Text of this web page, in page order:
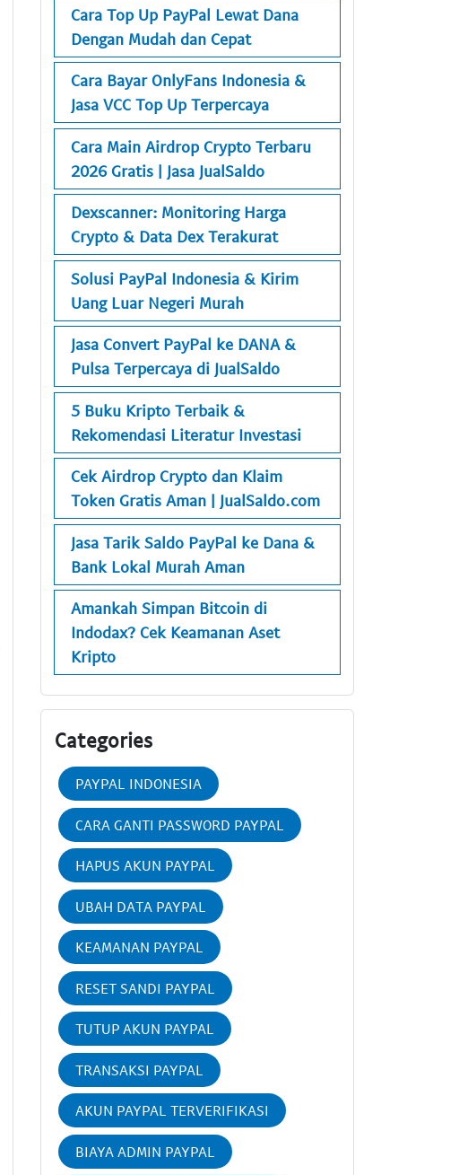
Cara Top Up PayPal Lewat Dana
Dengan Mudah dan Cepat
Cara Bayar OnlyFans Indonesia &
Jasa VCC Top Up Terpercaya
Cara Main Airdrop Crypto Terbaru
2026 Gratis | Jasa JualSaldo
Dexscanner: Monitoring Harga
Crypto & Data Dex Terakurat
Solusi PayPal Indonesia & Kirim
Uang Luar Negeri Murah
Jasa Convert PayPal ke DANA &
Pulsa Terpercaya di JualSaldo
5 Buku Kripto Terbaik &
Rekomendasi Literatur Investasi
Cek Airdrop Crypto dan Klaim
Token Gratis Aman | JualSaldo.com
Jasa Tarik Saldo PayPal ke Dana &
Bank Lokal Murah Aman
Amankah Simpan Bitcoin di
Indodax? Cek Keamanan Aset
Kripto
Categories
PAYPAL INDONESIA
CARA GANTI PASSWORD PAYPAL
HAPUS AKUN PAYPAL
UBAH DATA PAYPAL
KEAMANAN PAYPAL
RESET SANDI PAYPAL
TUTUP AKUN PAYPAL
TRANSAKSI PAYPAL
AKUN PAYPAL TERVERIFIKASI
BIAYA ADMIN PAYPAL